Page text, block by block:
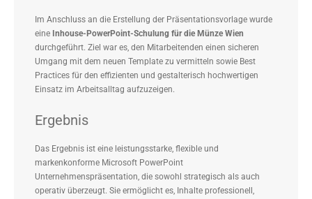
Im Anschluss an die Erstellung der Präsentationsvorlage wurde
eine Inhouse-PowerPoint-Schulung für die Münze Wien
durchgeführt. Ziel war es, den Mitarbeitenden einen sicheren
Umgang mit dem neuen Template zu vermitteln sowie Best
Practices für den effizienten und gestalterisch hochwertigen
Einsatz im Arbeitsalltag aufzuzeigen.
Ergebnis
Das Ergebnis ist eine leistungsstarke, flexible und
markenkonforme Microsoft PowerPoint
Unternehmenspräsentation, die sowohl strategisch als auch
operativ überzeugt. Sie ermöglicht es, Inhalte professionell,